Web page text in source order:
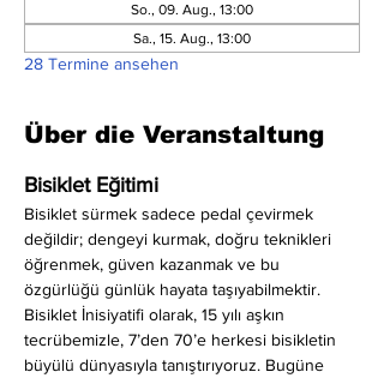
So., 09. Aug., 13:00
Sa., 15. Aug., 13:00
28 Termine ansehen
Über die Veranstaltung
Bisiklet Eğitimi
Bisiklet sürmek sadece pedal çevirmek
değildir; dengeyi kurmak, doğru teknikleri
öğrenmek, güven kazanmak ve bu
özgürlüğü günlük hayata taşıyabilmektir.
Bisiklet İnisiyatifi olarak, 15 yılı aşkın
tecrübemizle, 7’den 70’e herkesi bisikletin
büyülü dünyasıyla tanıştırıyoruz. Bugüne